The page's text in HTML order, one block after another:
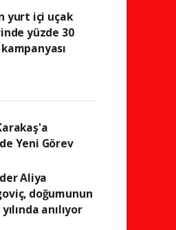
yurt içi uçak
yüzde 30
Yeni Görev
Aliya
doğumunun
anılıyor